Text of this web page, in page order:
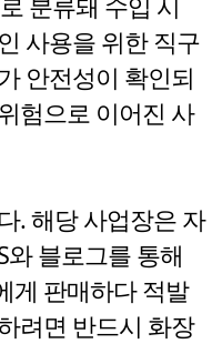
분류돼 수입 시
사용을 위한 직구
안전성이 확인되
험으로 이어진 사
. 해당 사업장은 자
와 블로그를 통해
게 판매하다 적발
려면 반드시 화장